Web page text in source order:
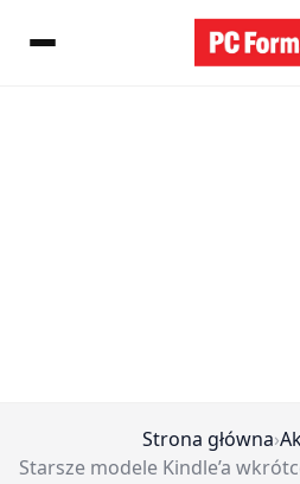
Strona główna›
Starsze modele Kindle’a